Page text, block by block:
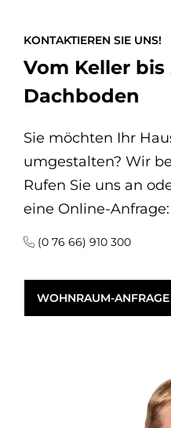
KONTAKTIEREN SIE UNS!
Vom Keller bis
Dachboden
Sie möchten Ihr
umgestalten? Wir
Rufen Sie uns an
eine Online-Anfrage:
(0 76 66) 910 300
WOHNRAUM-ANFRAGE